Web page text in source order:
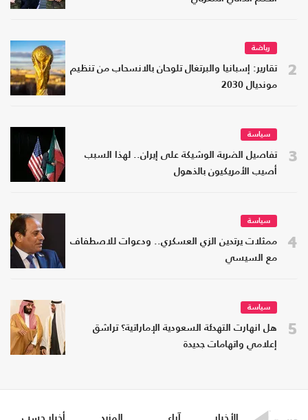
2
رياضة
تقارير: إسبانيا والبرتغال تلوحان بالانسحاب من تنظيم
مونديال 2030
3
سياسة
تفاصيل الضربة الوشيكة على إيران.. لهذا السبب
أصيب الأمريكيون بالذهول
4
سياسة
ممثلات يرتدين الزي العسكري.. ودعوات للاصطفاف
مع السيسي
5
سياسة
هل انهارت التهدئة السعودية الإماراتية؟ تراشق
إعلامي واتهامات جديدة